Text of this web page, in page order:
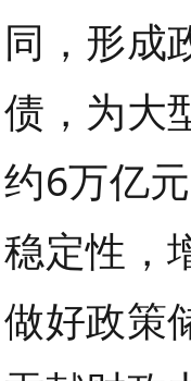
同，形成
债，为大
约6万亿
稳定性，
做好政策